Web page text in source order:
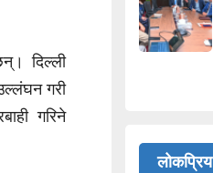
दिल्ली
गरी
गरिने
लोकप्रिय